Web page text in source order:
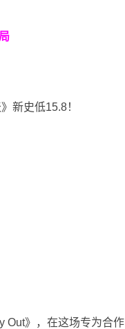
新史低15.8！
Out》，在这场专为合作